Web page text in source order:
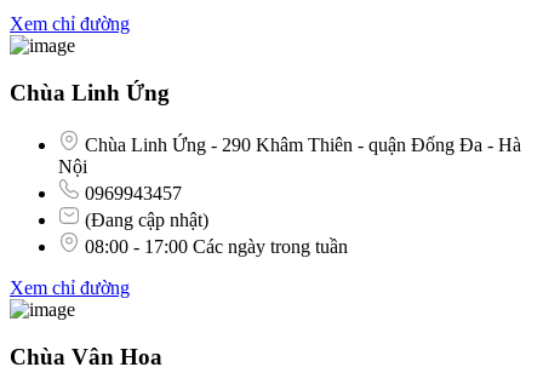
Xem chỉ đường
Chùa Linh Ứng
Chùa Linh Ứng - 290 Khâm Thiên - quận Đống Đa - Hà
Nội
0969943457
(Đang cập nhật)
08:00 - 17:00 Các ngày trong tuần
Xem chỉ đường
Chùa Vân Hoa